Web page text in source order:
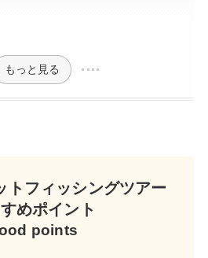
もっと見る
トフィッシングツアー
めポイント
points